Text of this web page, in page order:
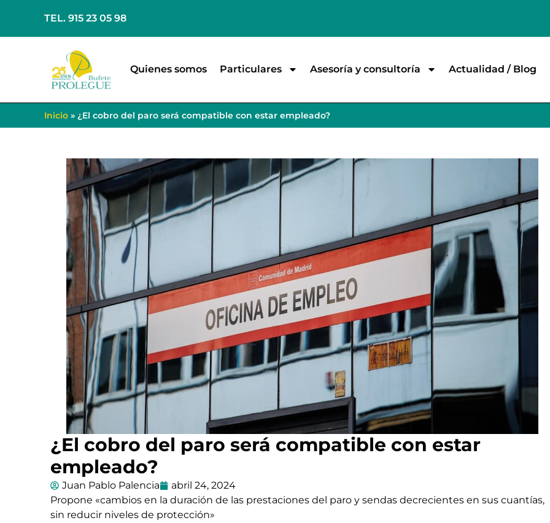
TEL. 915 23 05 98
Quienes somos Particulares Asesoría y consultoría Actualidad / Blog
Inicio » ¿El cobro del paro será compatible con estar empleado?
¿El cobro del paro será compatible con estar
empleado?
Juan Pablo Palencia
abril 24, 2024
Propone «cambios en la duración de las prestaciones del paro y sendas decrecientes en sus cuantías,
sin reducir niveles de protección»